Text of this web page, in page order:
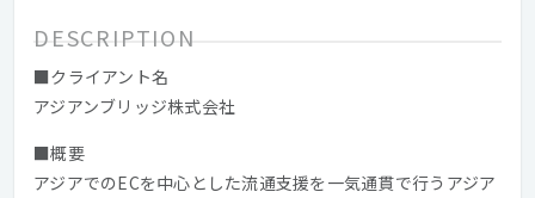
DESCRIPTION
■クライアント名
アジアンブリッジ株式会社
■概要
アジアでのECを中心とした流通支援を一気通貫で行うアジア